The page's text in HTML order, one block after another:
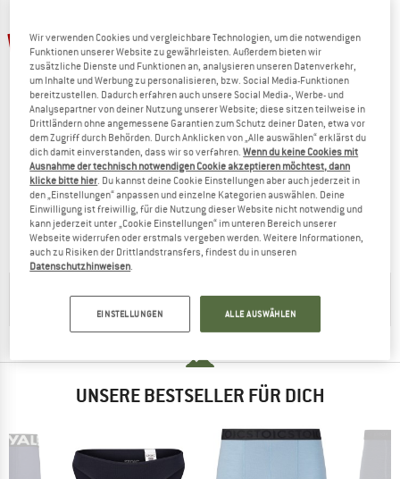
60%
EIVY
Women's Pocket Rib Tights
Leggings
79,95 € 31,98 €
(0)
HILFREICHE TIPPS GIBT'S IN UNSERER
KAUFBERATUNG
UNSERE BESTSELLER FÜR DICH
Wir verwenden Cookies und vergleichbare Technologien, um die notwendigen
Funktionen unserer Website zu gewährleisten. Außerdem bieten wir
zusätzliche Dienste und Funktionen an, analysieren unseren Datenverkehr,
um Inhalte und Werbung zu personalisieren, bzw. Social Media-Funktionen
bereitzustellen. Dadurch erfahren auch unsere Social Media-, Werbe- und
Analysepartner von deiner Nutzung unserer Website; diese sitzen teilweise in
Drittländern ohne angemessene Garantien zum Schutz deiner Daten, etwa vor
dem Zugriff durch Behörden. Durch Anklicken von „Alle auswählen“ erklärst du
dich damit einverstanden, dass wir so verfahren.Wenn du keine Cookies mit
Ausnahme der technisch notwendigen Cookie akzeptieren möchtest, dann
klicke bitte hier . Du kannst deine Cookie Einstellungen aber auch jederzeit in
den „Einstellungen“ anpassen und einzelne Kategorien auswählen. Deine
Einwilligung ist freiwillig, für die Nutzung dieser Website nicht notwendig und
kann jederzeit unter „Cookie Einstellungen“ im unteren Bereich unserer
Webseite widerrufen oder erstmals vergeben werden. Weitere Informationen,
auch zu Risiken der Drittlandstransfers, findest du in unseren
Datenschutzhinweisen
EINSTELLUNGEN ALLE AUSWÄHLEN